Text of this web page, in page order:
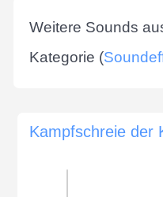
Weitere Sounds
Kategorie (
Kampfschreie der